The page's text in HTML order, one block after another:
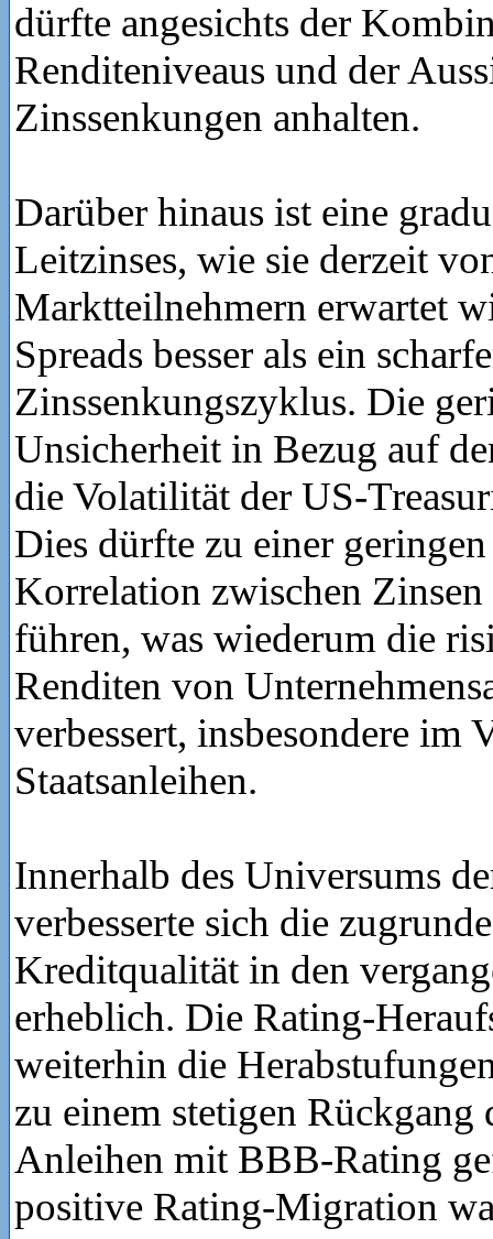
dürfte angesichts der
Renditeniveaus und der
Zinssenkungen anhalten.
Darüber hinaus ist eine
Leitzinses, wie sie derzeit
Marktteilnehmern erwartet
Spreads besser als ein
Zinssenkungszyklus. Die
Unsicherheit in Bezug auf
die Volatilität der US-
Dies dürfte zu einer
Korrelation zwischen Zinsen
führen, was wiederum die
Renditen von
verbessert, insbesondere im
Staatsanleihen.
Innerhalb des Universums
verbesserte sich die
Kreditqualität in den
erheblich. Die Rating-
weiterhin die
zu einem stetigen Rückgang
Anleihen mit BBB-Rating
positive Rating-Migration